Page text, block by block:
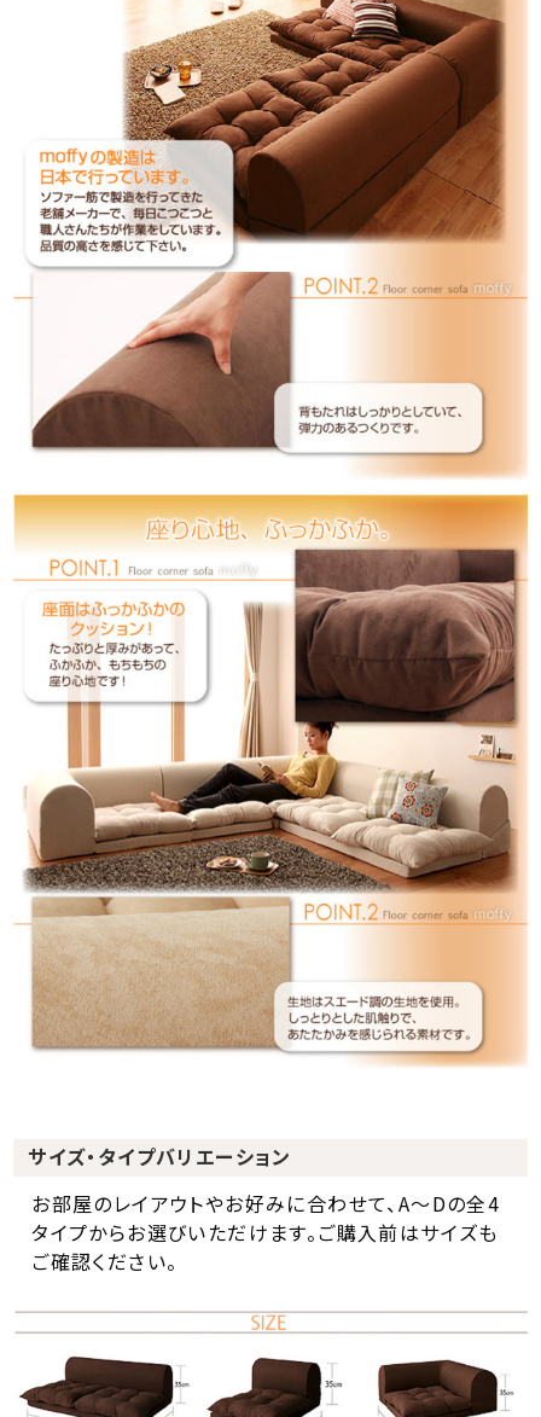
サイズ・タイプバリエーション
お部屋のレイアウトやお好みに合わせて、A～Dの全4
タイプからお選びいただけます。ご購入前はサイズも
ご確認ください。